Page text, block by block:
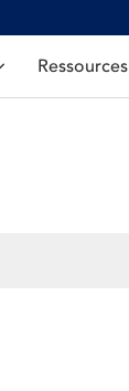
Ressources